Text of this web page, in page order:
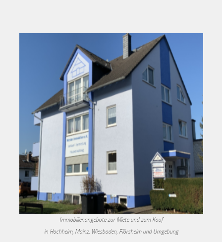
Immobilienangebote zur Miete und zum Kauf
in Hochheim, Mainz, Wiesbaden, Flörsheim und Umgebung